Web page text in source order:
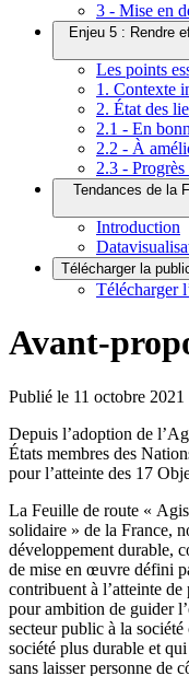
3 - Mise en
Enjeu 5 : Rendre
Les points
1. Contexte
2. État des
2.1 - En
2.2 - À
2.3 -
Tendances de la
Introduction
Télécharger la
Télécharger
Avant-
Publié le 11 octobre 2021
Depuis l’adoption de
États membres des
pour l’atteinte des 17
La Feuille de route «
solidaire » de la France,
développement durable,
de mise en œuvre défini
contribuent à l’atteinte
pour ambition de guider
secteur public à la
société plus durable et
sans laisser personne de